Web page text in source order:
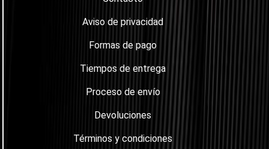
Aviso de privacidad
Formas de pago
Tiempos de entrega
Proceso de envío
Devoluciones
Términos y condiciones